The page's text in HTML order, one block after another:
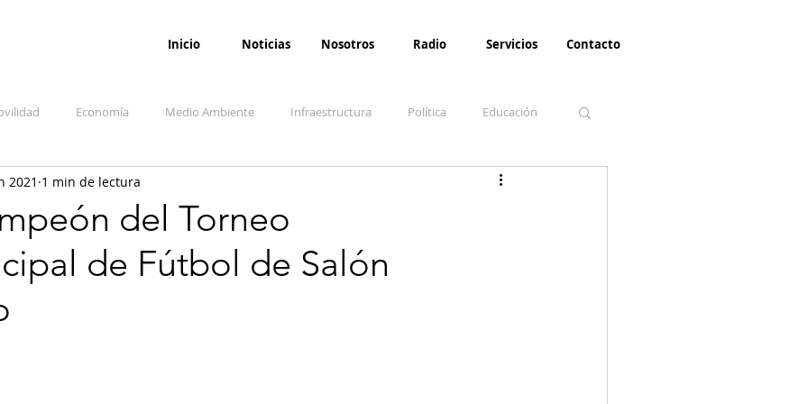
Inicio Noticias Nosotros Radio Servicios Contacto
Economía Medio Ambiente Infraestructura Política Educación
Salud Opinión Paz
y sociedad Denuncia Ciudadana Conflicto armado interno
del Torneo
de Fútbol de Salón
2021 1 min de lectura